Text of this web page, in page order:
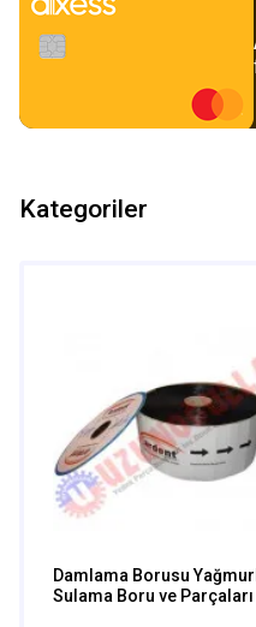
Kategoriler
Damlama Borusu
Sulama Boru ve Parçaları